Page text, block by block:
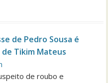
de Pedro Sousa é
Tikim Mateus
de roubo e